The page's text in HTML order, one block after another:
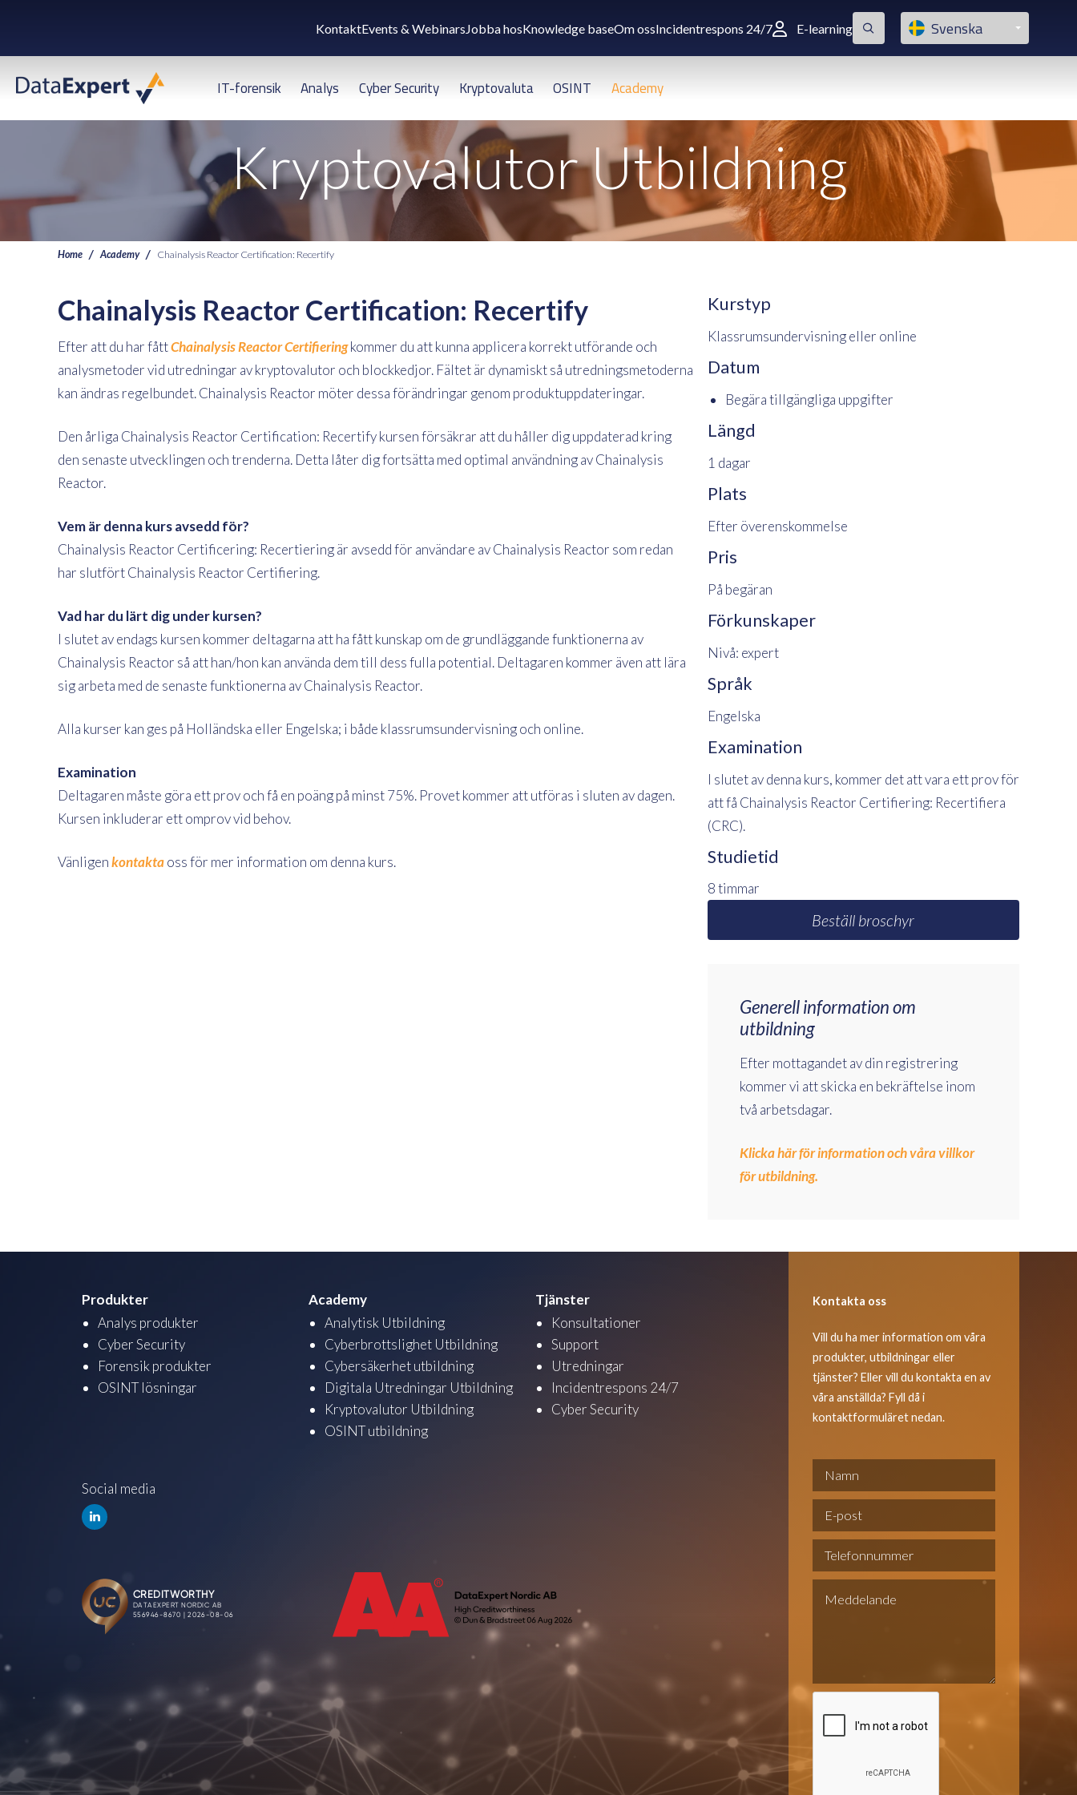
KontaktEvents & Webinars Jobba hosKnowledge baseOm ossIncidentrespons 24/7 E-learning Svenska
IT-forensik Analys Cyber Security Kryptovaluta OSINT Academy
Kryptovalutor Utbildning
Home Academy Chainalysis Reactor Certification: Recertify
Chainalysis Reactor Certification: Recertify
Efter att du har fåttChainalysis Reactor Certifieringkommer du att kunna applicera korrekt utförande och
analysmetoder vid utredningar av kryptovalutor och blockkedjor. Fältet är dynamiskt så utredningsmetoderna
kan ändras regelbundet. Chainalysis Reactor möter dessa förändringar genom produktuppdateringar.
Den årliga Chainalysis Reactor Certification: Recertify kursen försäkrar att du håller dig uppdaterad kring
den senaste utvecklingen och trenderna. Detta låter dig fortsätta med optimal användning av Chainalysis
Reactor.
Vem är denna kurs avsedd för?
Chainalysis Reactor Certificering: Recertiering är avsedd för användare av Chainalysis Reactor som redan
har slutfört Chainalysis Reactor Certifiering.
Vad har du lärt dig under kursen?
I slutet av endags kursen kommer deltagarna att ha fått kunskap om de grundläggande funktionerna av
Chainalysis Reactor så att han/hon kan använda dem till dess fulla potential. Deltagaren kommer även att lära
sig arbeta med de senaste funktionerna av Chainalysis Reactor.
Alla kurser kan ges på Holländska eller Engelska; i både klassrumsundervisning och online.
Examination
Deltagaren måste göra ett prov och få en poäng på minst 75%. Provet kommer att utföras i sluten av dagen.
Kursen inkluderar ett omprov vid behov.
Vänligenkontaktaoss för mer information om denna kurs.
Kurstyp
Klassrumsundervisning eller online
Datum
Begära tillgängliga uppgifter
Längd
1 dagar
Plats
Efter överenskommelse
Pris
På begäran
Förkunskaper
Nivå: expert
Språk
Engelska
Examination
I slutet av denna kurs, kommer det att vara ett prov för
att få Chainalysis Reactor Certifiering: Recertifiera
(CRC).
Studietid
8 timmar
Beställ broschyr
Generell information om
utbildning
Efter mottagandet av din registrering
kommer vi att skicka en bekräftelse inom
två arbetsdagar.
Klicka här för information och våra villkor
för utbildning.
Produkter
Analys produkter
Cyber Security
Forensik produkter
OSINT lösningar
Academy
Analytisk Utbildning
Cyberbrottslighet Utbildning
Cybersäkerhet utbildning
Digitala Utredningar Utbildning
Kryptovalutor Utbildning
OSINT utbildning
Tjänster
Konsultationer
Support
Utredningar
Incidentrespons 24/7
Cyber Security
Social media
Kontakta oss
Vill du ha mer information om våra
produkter, utbildningar eller
tjänster? Eller vill du kontakta en av
våra anställda? Fyll då i
kontaktformuläret nedan.